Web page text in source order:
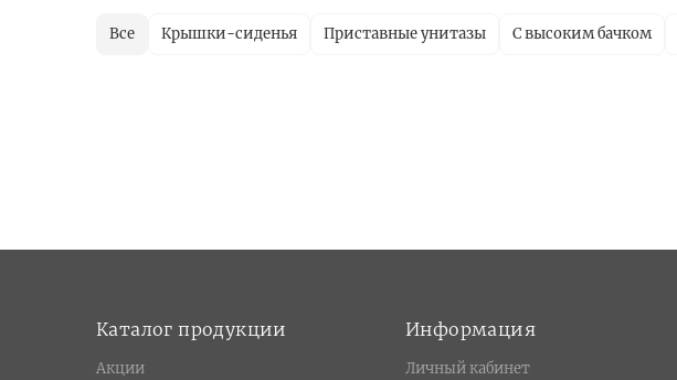
Все Крышки-сиденья Приставные унитазы С высоким бачком
Каталог продукции
Акции
Информация
Личный кабинет